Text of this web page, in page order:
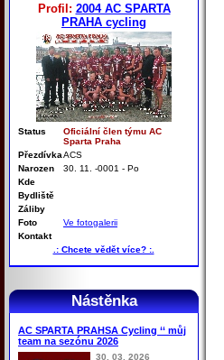
Profil: 2004 AC SPARTA
PRAHA cycling
Status
Oficiální člen týmu AC
Sparta Praha
PřezdívkaACS
Narozen
30. 11. -0001 - Po
Kde
Bydliště
Záliby
Foto
Ve fotogalerii
Kontakt
.: Chcete vědět více? :.
Nástěnka
AC SPARTA PRAHSA Cycling ‘‘ můj
team na sezónu 2026
30. 03. 2026